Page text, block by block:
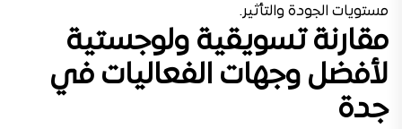
مستويات الجودة والتأثير.
مقارنة تسويقية ولوجستية
لأفضل وجهات الفعاليات في
جدة